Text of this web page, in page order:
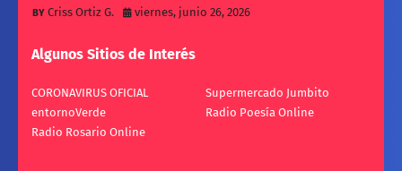
Criss Ortiz G. viernes, junio 26, 2026
Algunos Sitios de Interés
CORONAVIRUS OFICIAL
Supermercado Jumbito
entornoVerde
Radio Poesía Online
Radio Rosario Online